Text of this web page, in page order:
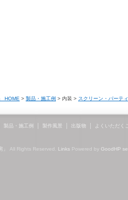
HOME > 製品・施工例 > 内装 > スクリーン・パーテ
製品・施工例 製作風景 出版物
よくいただく
All Rights Reserved. Links Powered by GoodHP